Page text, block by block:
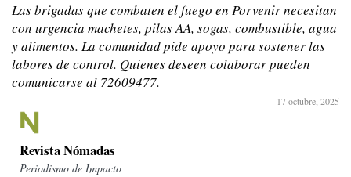
Las brigadas que combaten el fuego en Porvenir necesitan
con urgencia machetes, pilas AA, sogas, combustible, agua
y alimentos. La comunidad pide apoyo para sostener las
labores de control. Quienes deseen colaborar pueden
comunicarse al 72609477.
17 octubre, 2025
Revista Nómadas
Periodismo de Impacto